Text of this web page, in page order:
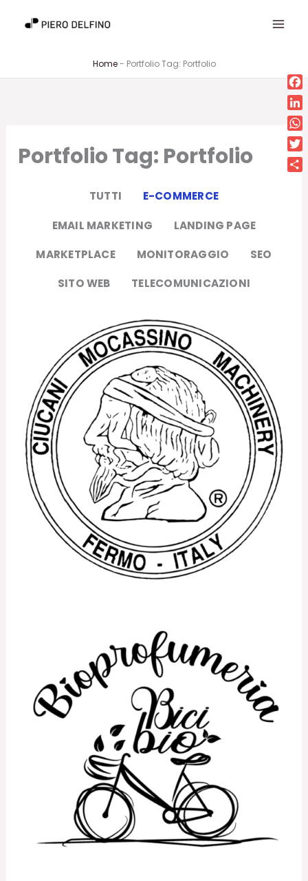
Home- Portfolio Tag: Portfolio
Portfolio Tag: Portfolio
TUTTI E-COMMERCE
EMAIL MARKETING LANDING PAGE
MARKETPLACE MONITORAGGIO SEO
SITO WEB TELECOMUNICAZIONI